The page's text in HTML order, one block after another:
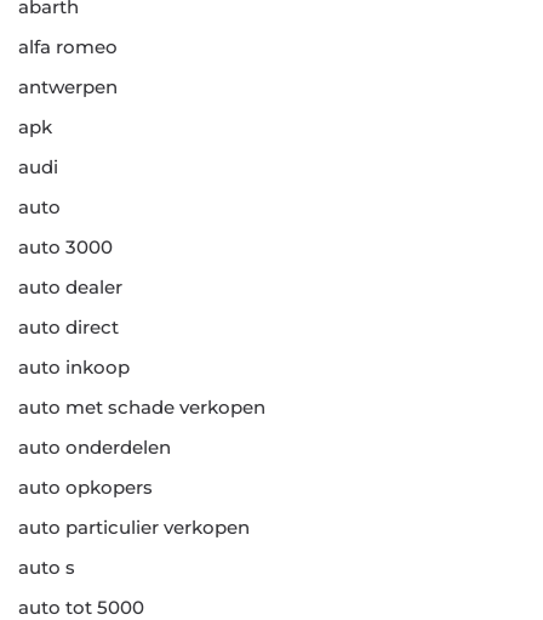
abarth
alfa romeo
antwerpen
apk
audi
auto
auto 3000
auto dealer
auto direct
auto inkoop
auto met schade verkopen
auto onderdelen
auto opkopers
auto particulier verkopen
auto s
auto tot 5000